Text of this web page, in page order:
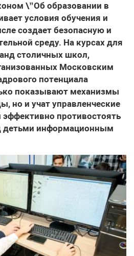
\”Об образовании в
условия обучения и
создает безопасную и
среду. На курсах для
столичных школ,
Московским
потенциала
показывают механизмы
но и учат управленческие
противостоять
информационным